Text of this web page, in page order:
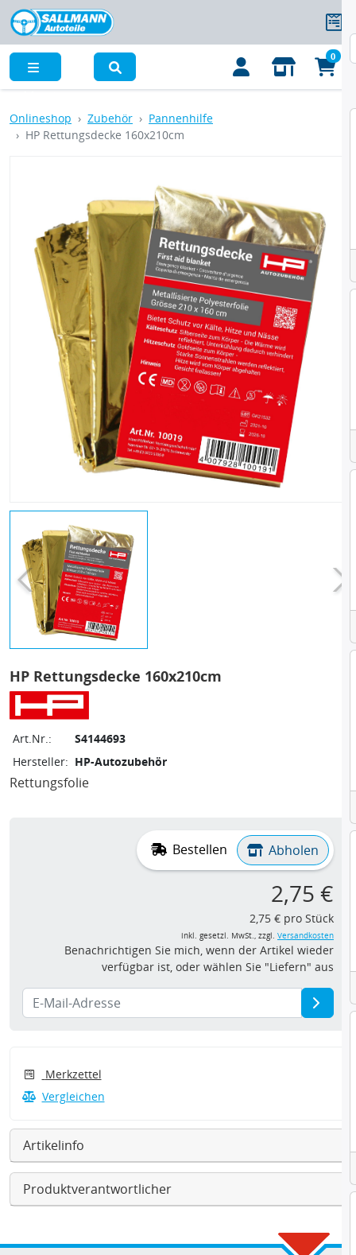
0
Onlineshop Zubehör
Pannenhilfe
HP Rettungsdecke 160x210cm
HP Rettungsdecke 160x210cm
Art.Nr.:
S4144693
Hersteller: HP-Autozubehör
Rettungsfolie
Bestellen Abholen
2,75 €
2,75 € pro Stück
inkl. gesetzl. MwSt., zzgl. Versandkosten
Benachrichtigen Sie mich, wenn der Artikel wieder
verfügbar ist, oder wählen Sie "Liefern" aus
Merkzettel
Vergleichen
Artikelinfo
Produktverantwortlicher